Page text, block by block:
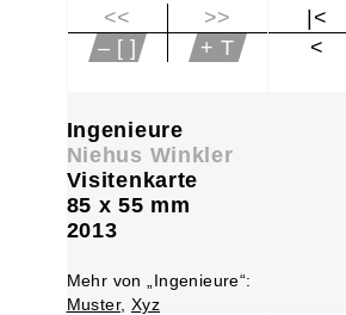
<<
>>
– [ ]
+ T
|<
<
Ingenieure
Niehus Winkler
Visitenkarte
85 x 55 mm
2013
Mehr von „Ingenieure“:
Muster, Xyz